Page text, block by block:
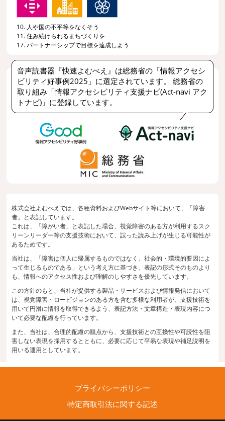
10. 人や国の不平等をなくそう
11. 住み続けられるまちづくりを
17. パートナーシップで目標を達成しよう
音声読書器『快速よむべえ』は総務省の「情報アクセシ
ビリティ好事例2025」に選定されています。 総務省の
取り組み「情報アクセシビリティ支援ナビ(Act-navi アク
トナビ)」に登録しています。
株式会社よむべえでは、各種資料およびWebサイト等において、「障害
者」と表記しています。
これは、「障がい者」と表記した場合、視覚障害のある方が利用するスク
リーンリーダー等の支援技術において、誤った読み上げが生じる可能性が
あるためです。
当社は、「障害は個人に帰属するものではなく、社会的・環境的要因によ
って生じるものである」という考え方に基づき、表記の形式そのものより
も、情報へのアクセス性および理解のしやすさを優先しています。
この方針のもと、当社が提供する製品・サービスおよび情報発信において
は、視覚障害・ロービジョンのある方を含む多様な利用者が、支援技術を
用いて円滑に情報を取得できるよう、表記方法・文章構造・表現内容につ
いて必要な配慮を行っています。
また、当社は、合理的配慮の観点から、支援技術との互換性や可読性を阻
害しない表現を採用するとともに、必要に応じて平易な表現や補足説明を
用いる運用としています。
プライバシーポリシー
特定商取引法に関する記述